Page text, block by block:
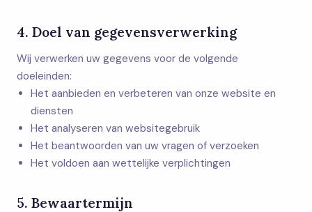
4. Doel van gegevensverwerking
Wij verwerken uw gegevens voor de volgende
doeleinden:
Het aanbieden en verbeteren van onze website en
diensten
Het analyseren van websitegebruik
Het beantwoorden van uw vragen of verzoeken
Het voldoen aan wettelijke verplichtingen
5. Bewaartermijn